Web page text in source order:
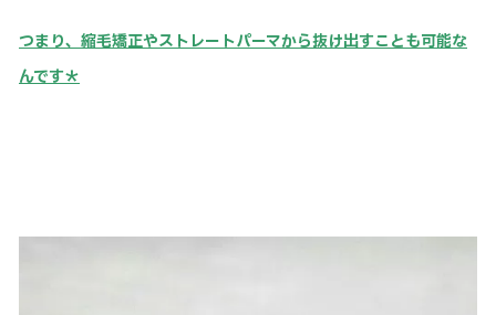
つまり、縮毛矯正やストレートパーマから抜け出すことも可能な
んです＊